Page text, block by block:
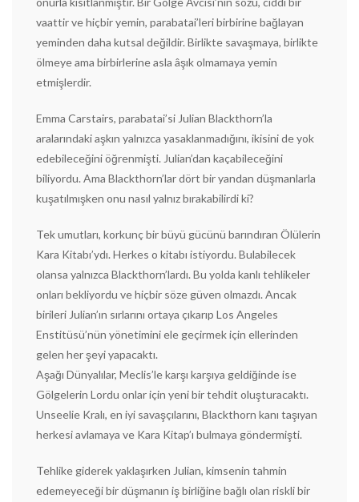
vaattir ve hiçbir yemin, parabatai’leri birbirine bağlayan
yeminden daha kutsal değildir. Birlikte savaşmaya, birlikte
ölmeye ama birbirlerine asla âşık olmamaya yemin
etmişlerdir.
Emma Carstairs, parabatai’si Julian Blackthorn’la
aralarındaki aşkın yalnızca yasaklanmadığını, ikisini de yok
edebileceğini öğrenmişti. Julian’dan kaçabileceğini
biliyordu. Ama Blackthorn’lar dört bir yandan düşmanlarla
kuşatılmışken onu nasıl yalnız bırakabilirdi ki?
Tek umutları, korkunç bir büyü gücünü barındıran Ölülerin
Kara Kitabı’ydı. Herkes o kitabı istiyordu. Bulabilecek
olansa yalnızca Blackthorn’lardı. Bu yolda kanlı tehlikeler
onları bekliyordu ve hiçbir söze güven olmazdı. Ancak
birileri Julian’ın sırlarını ortaya çıkarıp Los Angeles
Enstitüsü’nün yönetimini ele geçirmek için ellerinden
gelen her şeyi yapacaktı.
Aşağı Dünyalılar, Meclis’le karşı karşıya geldiğinde ise
Gölgelerin Lordu onlar için yeni bir tehdit oluşturacaktı.
Unseelie Kralı, en iyi savaşçılarını, Blackthorn kanı taşıyan
herkesi avlamaya ve Kara Kitap’ı bulmaya göndermişti.
Tehlike giderek yaklaşırken Julian, kimsenin tahmin
edemeyeceği bir düşmanın iş birliğine bağlı olan riskli bir